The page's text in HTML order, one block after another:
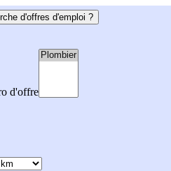
d'offres d'emploi ?
d'offre